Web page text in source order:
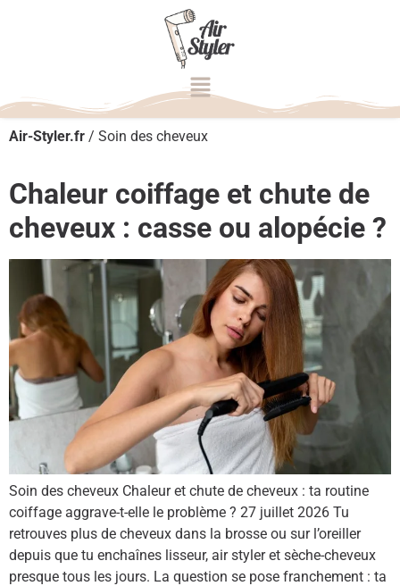
Air-Styler.fr / Soin des cheveux
Chaleur coiffage et chute de
cheveux : casse ou alopécie ?
Soin des cheveux Chaleur et chute de cheveux : ta routine
coiffage aggrave-t-elle le problème ? 27 juillet 2026 Tu
retrouves plus de cheveux dans la brosse ou sur l’oreiller
depuis que tu enchaînes lisseur, air styler et sèche-cheveux
presque tous les jours. La question se pose franchement : ta